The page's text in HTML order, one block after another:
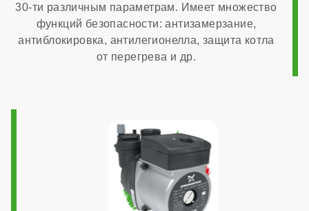
10 лет
7 лет
30-ти различным параметрам. Имеет множество
функций безопасности: антизамерзание,
антиблокировка, антилегионелла, защита котла
от перегрева и др.